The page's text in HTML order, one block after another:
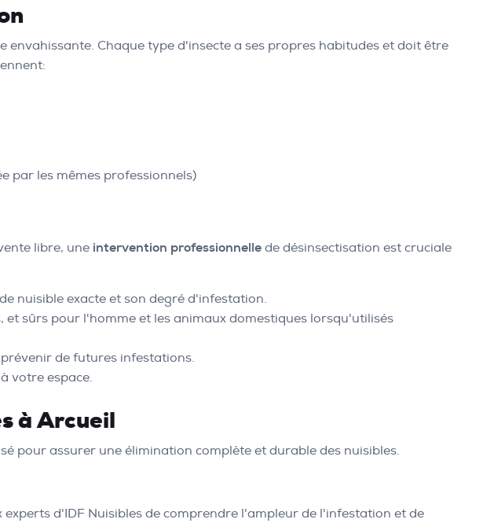
envahissante. Chaque type d'insecte a ses propres habitudes et doit être
par les mêmes professionnels)
libre, une intervention professionnelle de désinsectisation est cruciale
nuisible exacte et son degré d'infestation.
et sûrs pour l'homme et les animaux domestiques lorsqu'utilisés
de futures infestations.
votre espace.
à Arcueil
pour assurer une élimination complète et durable des nuisibles.
d'IDF Nuisibles de comprendre l'ampleur de l'infestation et de